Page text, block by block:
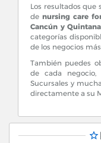
Los resultados que
de nursing care
Cancún y
categorías
de los negocios
También puedes
de cada negocio,
Sucursales y
directamente a su